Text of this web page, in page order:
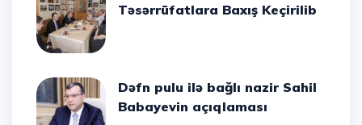
Təsərrüfatlara Baxış Keçirilib
Dəfn pulu ilə bağlı nazir Sahil
Babayevin açıqlaması